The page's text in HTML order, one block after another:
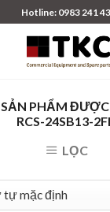
Hotline: 0983 241
SẢN PHẨM ĐƯỢC
RCS-24SB13-
LỌC